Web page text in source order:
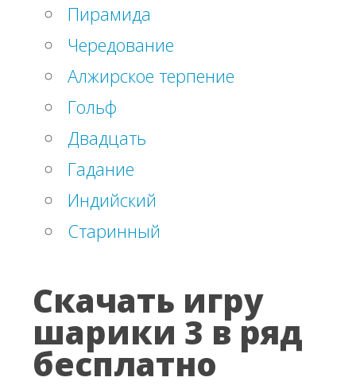
Пирамида
Чередование
Алжирское терпение
Гольф
Двадцать
Гадание
Индийский
Старинный
Скачать игру
шарики 3 в ряд
бесплатно